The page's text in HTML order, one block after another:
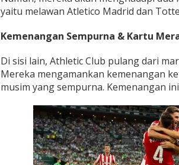
yaitu melawan Atletico Madrid dan
Kemenangan Sempurna & Kartu
Di sisi lain, Athletic Club pulang dari
Mereka mengamankan kemenangan
musim yang sempurna. Kemenangan